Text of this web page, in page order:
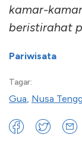
kamar-
beristirahat
Pariwisata
Tagar:
Gua Nusa